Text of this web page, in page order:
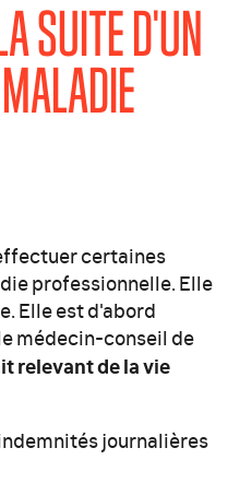
SUITE D'UN
certaines
professionnelle. Elle
Elle est d'abord
médecin-conseil de
relevant de la vie
journalières